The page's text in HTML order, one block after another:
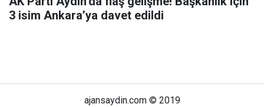
3 isim Ankara’ya davet edildi
ajansaydin.com © 2019